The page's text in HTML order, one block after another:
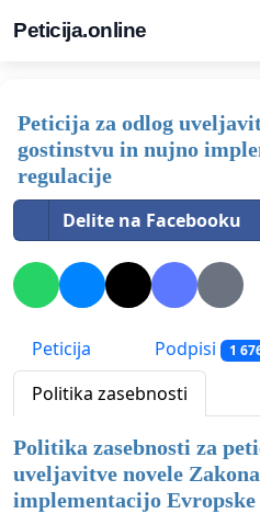
Peticija.online
Peticija za odlog
gostinstvu in nujno
regulacije
Delite na Facebooku
Peticija Podpisi 1
Politika zasebnosti
Politika zasebnosti za
uveljavitve novele
implementacijo